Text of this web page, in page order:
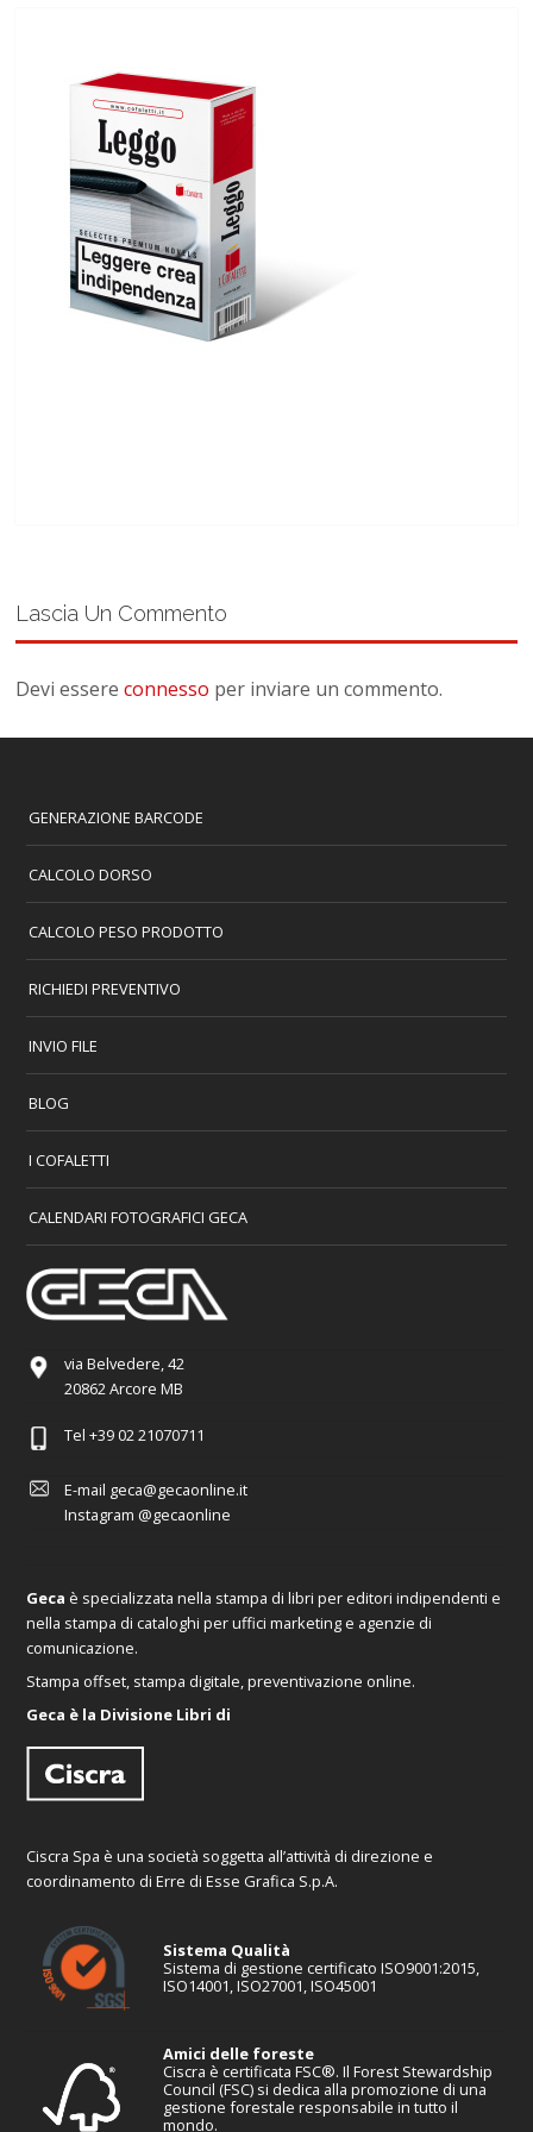
Lascia Un Commento
Devi essereconnesso per inviare un commento.
GENERAZIONE BARCODE
CALCOLO DORSO
CALCOLO PESO PRODOTTO
RICHIEDI PREVENTIVO
INVIO FILE
BLOG
I COFALETTI
CALENDARI FOTOGRAFICI GECA
via Belvedere, 42
20862 Arcore MB
Tel +39 02 21070711
E-mail geca@gecaonline.it
Instagram @gecaonline
Geca è specializzata nella stampa di libri per editori indipendenti e
nella stampa di cataloghi per uffici marketing e agenzie di
comunicazione.
Stampa offset, stampa digitale, preventivazione online.
Geca è la Divisione Libri di
Ciscra Spa è una società soggetta all’attività di direzione e
coordinamento di Erre di Esse Grafica S.p.A.
Sistema Qualità
Sistema di gestione certificato ISO9001:2015,
ISO14001, ISO27001, ISO45001
Amici delle foreste
Ciscra è certificata FSC®. Il Forest Stewardship
Council (FSC) si dedica alla promozione di una
gestione forestale responsabile in tutto il
mondo.